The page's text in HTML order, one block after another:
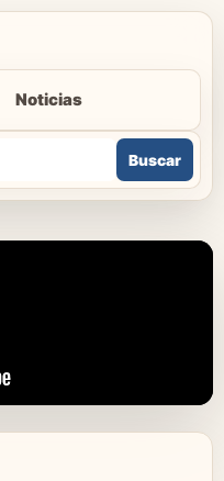
Noticias
Buscar